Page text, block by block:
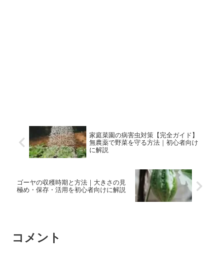
家庭菜園の病害虫対策【完全ガイド】
無農薬で野菜を守る方法｜初心者向け
に解説
ゴーヤの収穫時期と方法｜大きさの見
極め・保存・活用を初心者向けに解説
コメント